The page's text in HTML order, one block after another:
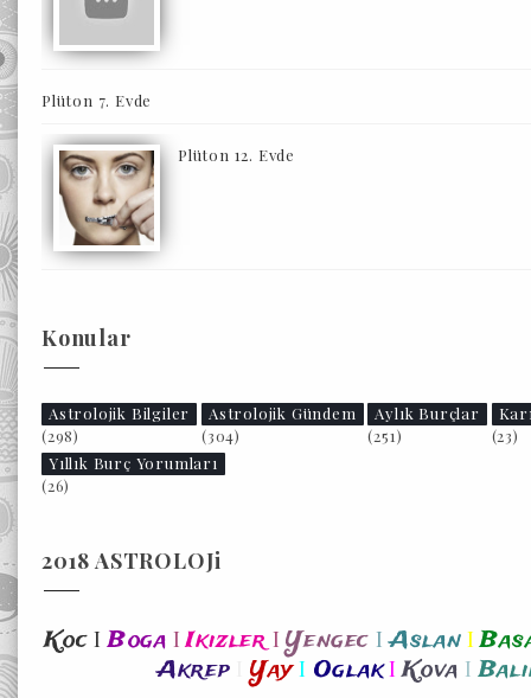
Plüton 7. Evde
Plüton 12. Evde
Konular
Astrolojik Bilgiler
(298)
Astrolojik Gündem
(304)
Aylık Burçlar
(251)
(23)
Yıllık Burç Yorumları
(26)
2018 ASTROLOJi
Koc I Boga I Ikizler I Yengec I Aslan I
Akrep
Yay I Oglak I Kova I